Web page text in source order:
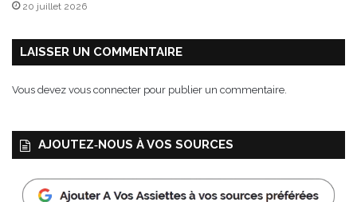
o
a
l
a
20 juillet 2026
LAISSER UN COMMENTAIRE
Vous devez vous connecter pour publier un commentaire.
AJOUTEZ‑NOUS À VOS SOURCES